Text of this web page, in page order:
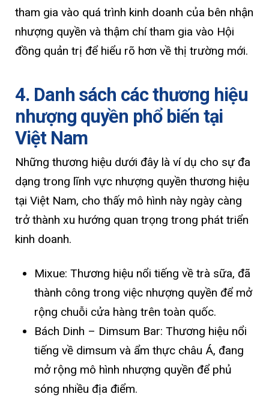
tham gia vào quá trình kinh doanh của bên nhận
nhượng quyền và thậm chí tham gia vào Hội
đồng quản trị để hiểu rõ hơn về thị trường mới.
4. Danh sách các thương hiệu
nhượng quyền phổ biến tại
Việt Nam
Những thương hiệu dưới đây là ví dụ cho sự đa
dạng trong lĩnh vực nhượng quyền thương hiệu
tại Việt Nam, cho thấy mô hình này ngày càng
trở thành xu hướng quan trọng trong phát triển
kinh doanh.
Mixue: Thương hiệu nổi tiếng về trà sữa, đã
thành công trong việc nhượng quyền để mở
rộng chuỗi cửa hàng trên toàn quốc.
Bách Dinh – Dimsum Bar: Thương hiệu nổi
tiếng về dimsum và ẩm thực châu Á, đang
mở rộng mô hình nhượng quyền để phủ
sóng nhiều địa điểm.